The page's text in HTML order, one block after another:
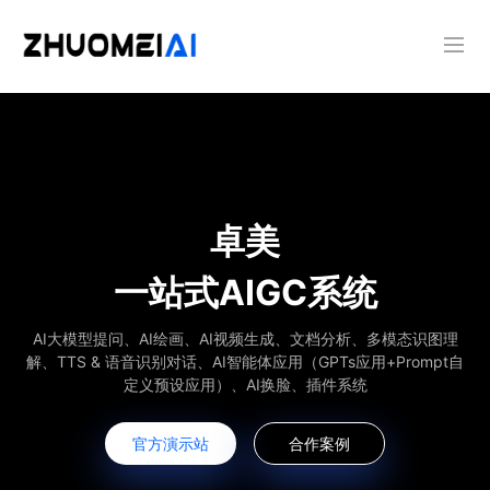
卓美
一站式AIGC系统
AI大模型提问、AI绘画、AI视频生成、文档分析、多模态识图理
解、TTS & 语音识别对话、AI智能体应用（GPTs应用+Prompt自
定义预设应用）、AI换脸、插件系统
官方演示站 合作案例